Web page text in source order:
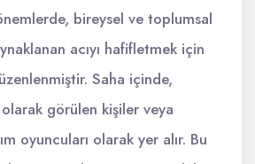
bireysel ve toplumsal
acıyı hafifletmek için
Saha içinde,
görülen kişiler veya
oyuncuları olarak yer alır. Bu